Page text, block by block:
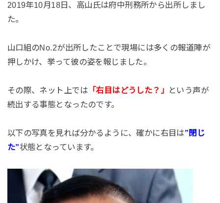
2019年10月18日、高山氏は府中刑務所から出所しまし
た。
山口組のNo.2が出所したことで現場には多くの報道陣が
押しかけ、挙って彼の姿を報じました。
その際、ネット上では「右目はどうした？」
という声が
続出する事態となったのです。
以下の写真を見れば分かるように、確かに右目は”閉じ
た”状態となっています。